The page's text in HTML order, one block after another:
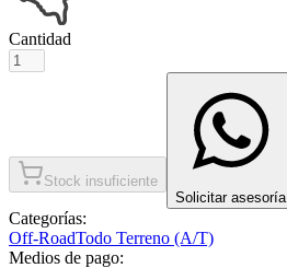
Cantidad
Stock insuficiente
Solicitar asesoría
Categorías:
Off-RoadTodo Terreno (A/T)
Medios de pago: